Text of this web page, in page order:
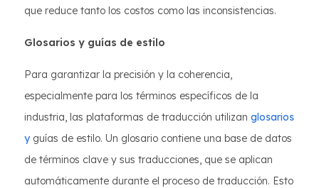
que reduce tanto los costos como las inconsistencias.
Glosarios y guías de estilo
Para garantizar la precisión y la coherencia,
especialmente para los términos específicos de la
industria, las plataformas de traducción utilizan glosarios
yguías de estilo. Un glosario contiene una base de datos
de términos clave y sus traducciones, que se aplican
automáticamente durante el proceso de traducción. Esto